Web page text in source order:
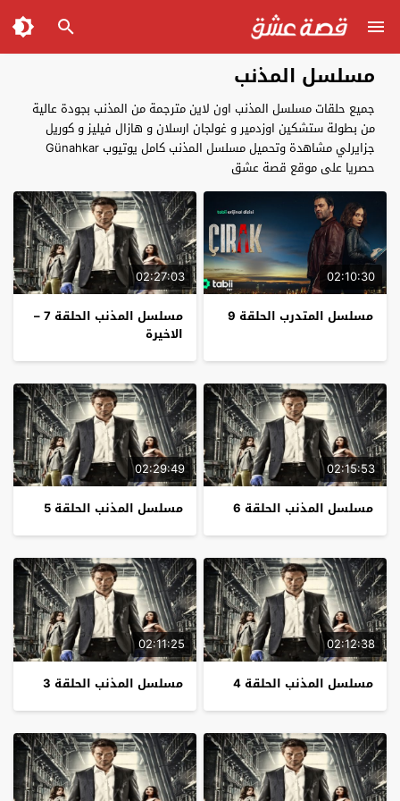
مسلسل المذنب
جميع حلقات مسلسل المذنب اون لاين مترجمة من المذنب بجودة عالية
من بطولة ستشكين اوزدمير و غولجان ارسلان و هازال فيليز و كوريل
جزايرلي مشاهدة وتحميل مسلسل المذنب كامل يوتيوب Günahkar
حصريا على موقع قصة عشق
02:10:30
مسلسل المتدرب الحلقة 9
02:27:03
مسلسل المذنب الحلقة 7 –
الاخيرة
02:15:53
مسلسل المذنب الحلقة 6
02:29:49
مسلسل المذنب الحلقة 5
02:12:38
مسلسل المذنب الحلقة 4
02:11:25
مسلسل المذنب الحلقة 3